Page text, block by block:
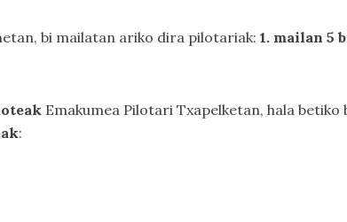
bi mailatan ariko dira pilotariak: 1. mailan 5
Emakumea Pilotari Txapelketan, hala
: